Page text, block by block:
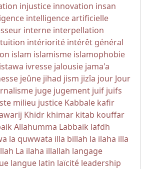
injustice innovation insan
intelligence artificielle
interne interpellation
intériorité intérêt général
islam islamisme islamophobie
istawa ivresse jalousie jama'a
jeûne jihad jism jizîa jour Jour
juge jugement juif juifs
milieu justice Kabbale kafir
Khidr khimar kitab kouffar
Allahumma Labbaik lafdh
la quwwata illa billah la ilaha illa
La ilaha illallah langage
langue latin laïcité leadership